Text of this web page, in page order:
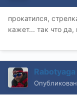
прокатился,
кажет... так что
Rabotyaga